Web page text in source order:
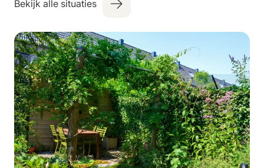
Bekijk alle situaties